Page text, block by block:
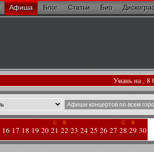
Афиша Блог Статьи Био
Умань на , 8
Афиши концертов по всем
16 17 18 19 20
С
21
В
22 23 24 25 26 27
С
28
В
29 30